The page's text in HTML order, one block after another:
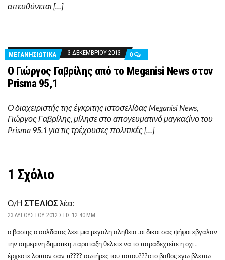
απευθύνεται […]
ΜΕΓΑΝΗΣΙΩΤΙΚΑ 3 ΔΕΚΕΜΒΡΊΟΥ 2013 0
Ο Γιώργος Γαβρίλης από το Meganisi News στον
Prisma 95,1
Ο διαχειριστής της έγκριτης ιστοσελίδας Meganisi News,
Γιώργος Γαβρίλης, μίλησε στο απογευματινό μαγκαζίνο του
Prisma 95.1 για τις τρέχουσες πολιτικές […]
1 Σχόλιο
Ο/Η ΣΤΕΛΙΟΣ λέει:
23 ΑΥΓΟΎΣΤΟΥ 2012 ΣΤΙΣ 12:40 ΜΜ
ο βασιης ο σολδατος λεει μια μεγαλη αληθεια .οι δικοι σας ψήφοι εβγαλαν
την σημερινη δημοτικη παραταξη θελετε να το παραδεχτείτε η οχι .
έρχεστε λοιπον σαν τι???? σωτήρες του τοπου???στο βαθος εγω βλεπω